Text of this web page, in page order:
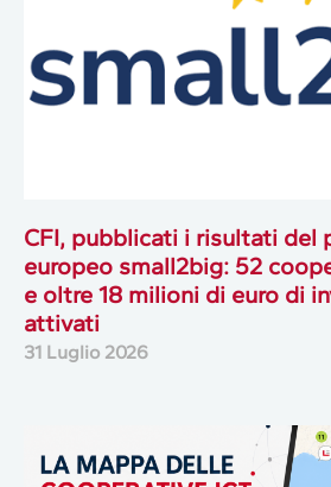
CFI, pubblicati i risultati del
europeo small2big: 52
e oltre 18 milioni di euro di
attivati
31 Luglio 2026